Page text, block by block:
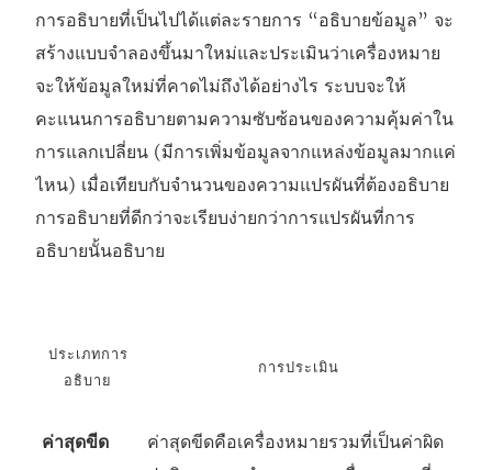
การอธิบายที่เป็นไปได้แต่ละรายการ “อธิบายข้อมูล” จะ
สร้างแบบจำลองขึ้นมาใหม่และประเมินว่าเครื่องหมาย
จะให้ข้อมูลใหม่ที่คาดไม่ถึงได้อย่างไร ระบบจะให้
คะแนนการอธิบายตามความซับซ้อนของความคุ้มค่าใน
การแลกเปลี่ยน (มีการเพิ่มข้อมูลจากแหล่งข้อมูลมากแค่
ไหน) เมื่อเทียบกับจำนวนของความแปรผันที่ต้องอธิบาย
การอธิบายที่ดีกว่าจะเรียบง่ายกว่าการแปรผันที่การ
อธิบายนั้นอธิบาย
ประเภทการ
อธิบาย
การประเมิน
ค่าสุดขีด
ค่าสุดขีดคือเครื่องหมายรวมที่เป็นค่าผิด